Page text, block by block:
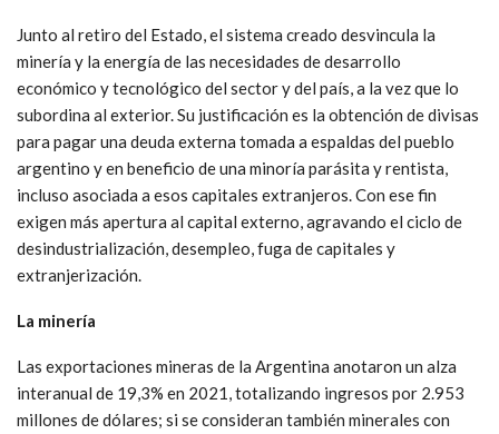
Junto al retiro del Estado, el sistema creado desvincula la
minería y la energía de las necesidades de desarrollo
económico y tecnológico del sector y del país, a la vez que lo
subordina al exterior. Su justificación es la obtención de divisas
para pagar una deuda externa tomada a espaldas del pueblo
argentino y en beneficio de una minoría parásita y rentista,
incluso asociada a esos capitales extranjeros. Con ese fin
exigen más apertura al capital externo, agravando el ciclo de
desindustrialización, desempleo, fuga de capitales y
extranjerización.
La minería
Las exportaciones mineras de la Argentina anotaron un alza
interanual de 19,3% en 2021, totalizando ingresos por 2.953
millones de dólares; si se consideran también minerales con